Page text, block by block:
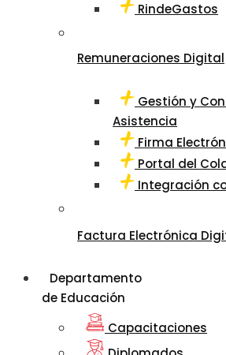
RindeGastos
Remuneraciones Digital
Gestión y
Asistencia
Firma
Portal del
Integración
Factura Electrónica
Departamento
de Educación
Capacitaciones